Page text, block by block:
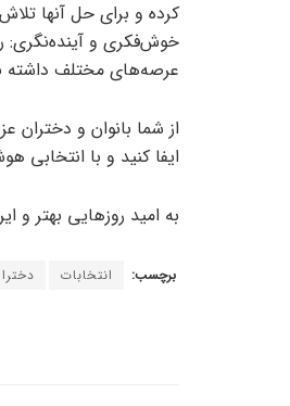
کرده و برای حل آنها
خوش‌فکری و آینده‌نگری:
عرصه‌های مختلف داشته
از شما بانوان و
ایفا کنید و با انتخابی
به امید روزهایی بهتر و
برچسب: انتخابات